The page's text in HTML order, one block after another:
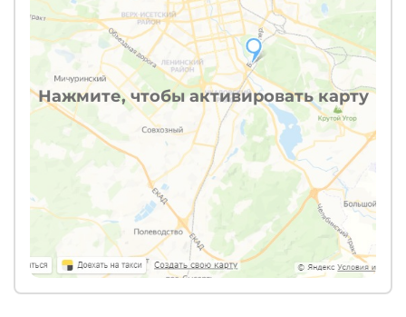
Нажмите, чтобы активировать карту